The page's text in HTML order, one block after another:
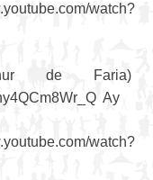
watch?
de Faria)
Ay
watch?